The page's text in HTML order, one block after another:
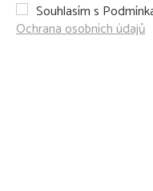
Souhlasím s
Ochrana osobních údajů